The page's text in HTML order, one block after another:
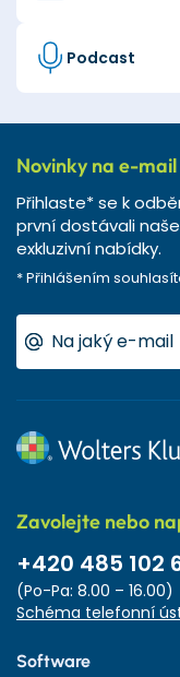
Podcast
Novinky na e-mail
Přihlaste* se k
první dostávali
exkluzivní nabídky.
* Přihlášením
Zavolejte nebo
+420 485 102
(Po-Pa: 8.00 – 16.00)
Schéma telefonní
Software